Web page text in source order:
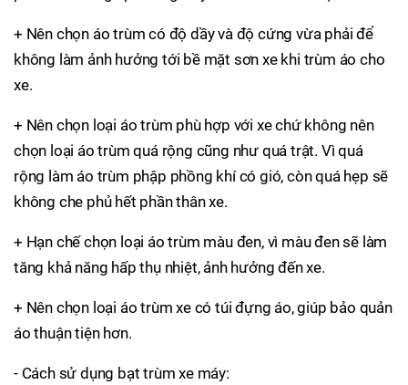
+ Nên chọn áo trùm có độ dầy và độ cứng vừa phải để
không làm ảnh hưởng tới bề mặt sơn xe khi trùm áo cho
xe.
+ Nên chọn loại áo trùm phù hợp với xe chứ không nên
chọn loại áo trùm quá rộng cũng như quá trật. Vì quá
rộng làm áo trùm phập phồng khí có gió, còn quá hẹp sẽ
không che phủ hết phần thân xe.
+ Hạn chế chọn loại áo trùm màu đen, vì màu đen sẽ làm
tăng khả năng hấp thụ nhiệt, ảnh hưởng đến xe.
+ Nên chọn loại áo trùm xe có túi đựng áo, giúp bảo quản
áo thuận tiện hơn.
- Cách sử dụng bạt trùm xe máy: